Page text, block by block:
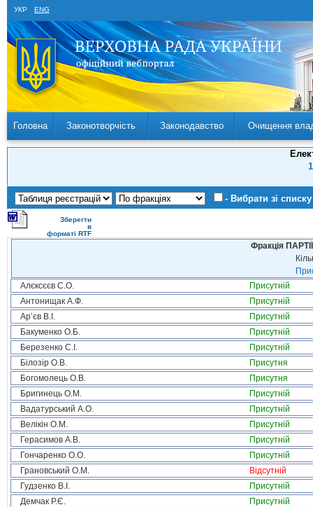
УКР ENG
Головна Законотворчість Законодавство Очищення
- Вибрати зі списку
Зберегти
в
форматі RTF
Фракція
Алєксєєв С.О.
Присутній
Антонищак А.Ф.
Присутній
Ар’єв В.І.
Присутній
Бакуменко О.Б.
Присутній
Березенко С.І.
Присутній
Білозір О.В.
Присутня
Богомолець О.В.
Присутня
Бригинець О.М.
Присутній
Вадатурський А.О.
Присутній
Велікін О.М.
Присутній
Герасимов А.В.
Присутній
Гончаренко О.О.
Присутній
Грановський О.М.
Відсутній
Гудзенко В.І.
Присутній
Демчак Р.Є.
Присутній